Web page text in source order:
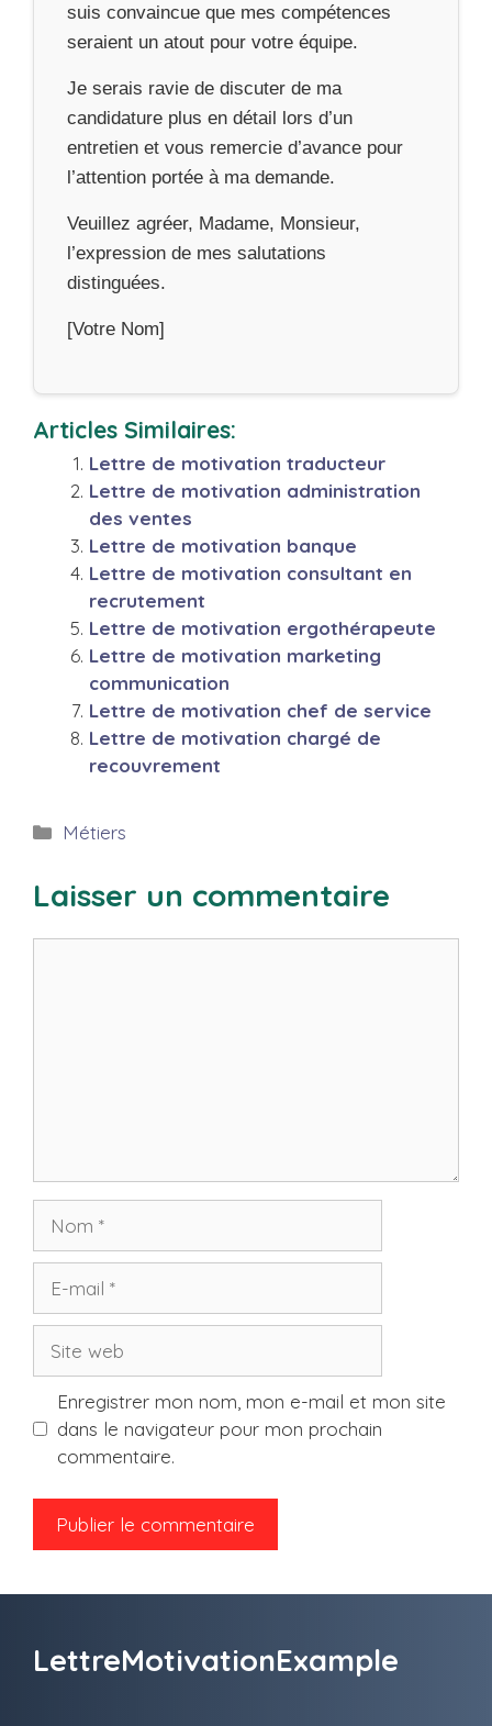
suis convaincue que mes compétences
seraient un atout pour votre équipe.
Je serais ravie de discuter de ma
candidature plus en détail lors d’un
entretien et vous remercie d’avance pour
l’attention portée à ma demande.
Veuillez agréer, Madame, Monsieur,
l’expression de mes salutations
distinguées.
[Votre Nom]
Articles Similaires:
Lettre de motivation traducteur
Lettre de motivation administration
des ventes
Lettre de motivation banque
Lettre de motivation consultant en
recrutement
Lettre de motivation ergothérapeute
Lettre de motivation marketing
communication
Lettre de motivation chef de service
Lettre de motivation chargé de
recouvrement
Catégories
Métiers
Laisser un commentaire
mail
web
Enregistrer mon nom, mon e-mail et mon site
dans le navigateur pour mon prochain
commentaire.
LettreMotivationExample